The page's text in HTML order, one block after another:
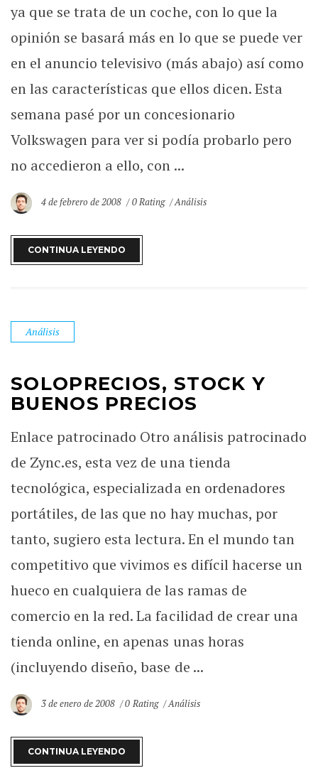
ya que se trata de un coche, con lo que la
opinión se basará más en lo que se puede ver
en el anuncio televisivo (más abajo) así como
en las características que ellos dicen. Esta
semana pasé por un concesionario
Volkswagen para ver si podía probarlo pero
no accedieron a ello, con ...
4 de febrero de 2008 0 Rating Análisis
CONTINUA LEYENDO
Análisis
SOLOPRECIOS, STOCK Y
BUENOS PRECIOS
Enlace patrocinado Otro análisis patrocinado
de Zync.es, esta vez de una tienda
tecnológica, especializada en ordenadores
portátiles, de las que no hay muchas, por
tanto, sugiero esta lectura. En el mundo tan
competitivo que vivimos es difícil hacerse un
hueco en cualquiera de las ramas de
comercio en la red. La facilidad de crear una
tienda online, en apenas unas horas
(incluyendo diseño, base de ...
3 de enero de 2008 0 Rating Análisis
CONTINUA LEYENDO